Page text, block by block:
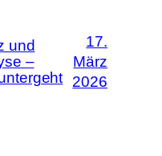
und
–
17.
März
2026